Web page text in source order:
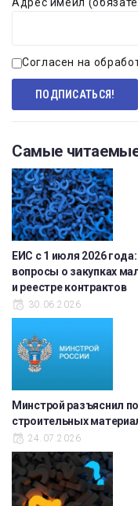
Адрес имейл
Согласен на
Самые
ЕИС с 1 июля 2026
вопросы о закупках
и реестре контрактов
30.06.2026
Минстрой разъяснил
строительных
24.07.2026